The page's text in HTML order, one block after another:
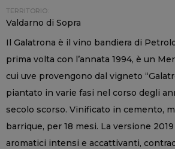
TERRITORIO:
Valdarno di Sopra
Il Galatrona è il vino bandiera di
prima volta con l’annata 1994, è un
cui uve provengono dal vigneto
piantato in varie fasi nel corso degli
secolo scorso. Vinificato in cemento,
barrique, per 18 mesi. La versione
aromatici intensi e accattivanti,